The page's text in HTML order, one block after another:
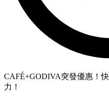
CAFÉ+GODIVA突發優惠！
力！